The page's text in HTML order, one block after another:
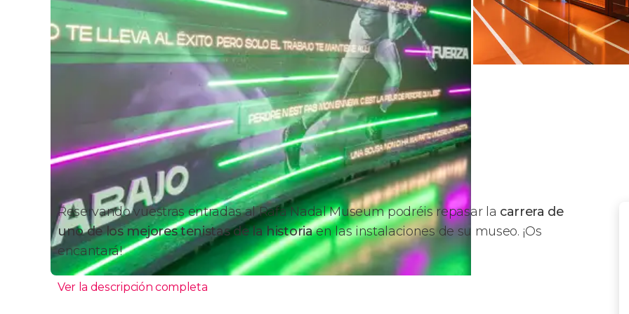
Reservando vuestras entradas al Rafa Nadal Museum podréis repasar la carrera de
uno de los mejores tenistas de la historiaen las instalaciones de su museo. ¡Os
encantará!
Ver la descripción completa